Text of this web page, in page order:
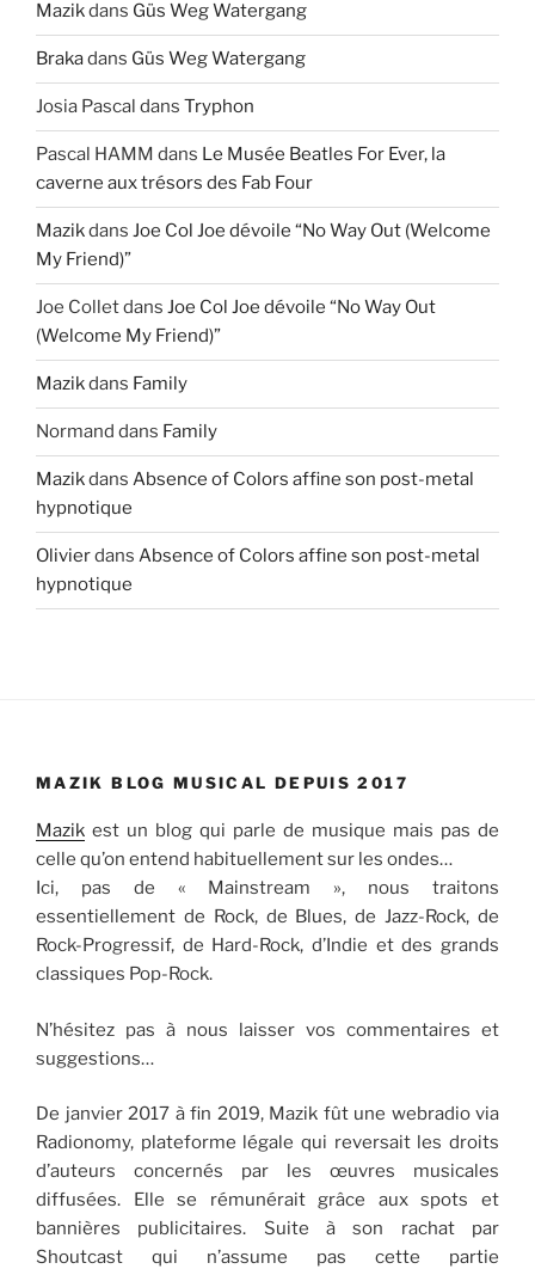
Mazikdans Güs Weg Watergang
Brakadans Güs Weg Watergang
Josia Pascal dans Tryphon
Pascal HAMM dans Le Musée Beatles For Ever, la
caverne aux trésors des Fab Four
Mazikdans Joe Col Joe dévoile “No Way Out (Welcome
My Friend)”
Joe Colletdans Joe Col Joe dévoile “No Way Out
(Welcome My Friend)”
Mazikdans Family
Normand dans Family
Mazikdans Absence of Colors affine son post-metal
hypnotique
Olivierdans Absence of Colors affine son post-metal
hypnotique
MAZIK BLOG MUSICAL DEPUIS 2017
Mazik est un blog qui parle de musique mais pas de
celle qu’on entend habituellement sur les ondes…
Ici, pas de « Mainstream », nous traitons
essentiellement de Rock, de Blues, de Jazz-Rock, de
Rock-Progressif, de Hard-Rock, d’Indie et des grands
classiques Pop-Rock.
N’hésitez pas à nous laisser vos commentaires et
suggestions…
De janvier 2017 à fin 2019, Mazik fût une webradio via
Radionomy, plateforme légale qui reversait les droits
d’auteurs concernés par les œuvres musicales
diffusées. Elle se rémunérait grâce aux spots et
bannières publicitaires. Suite à son rachat par
Shoutcast qui n’assume pas cette partie